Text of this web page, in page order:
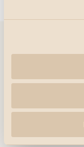
Yritys
Kohokohdat
Ammattilaiset